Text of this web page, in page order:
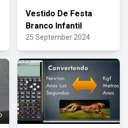
Vestido De Festa
Branco Infantil
25 September 2024